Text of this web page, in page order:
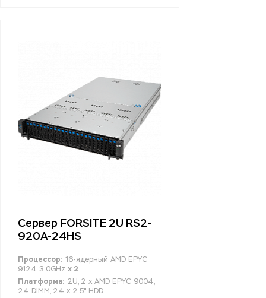
Сервер FORSITE 2U RS2-
920A-24HS
Процессор: 16-ядерный AMD EPYC
9124 3.0GHz x 2
Платформа: 2U, 2 x AMD EPYC 9004,
24 DIMM, 24 x 2.5" HDD